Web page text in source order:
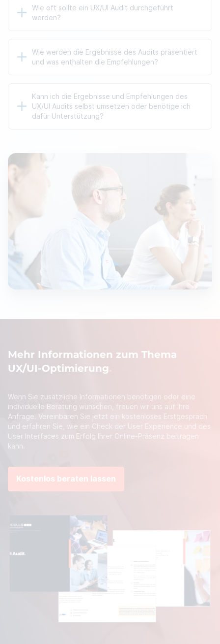
andere digitale Produkte durchgeführt werden. Die
Methodik bleibt gleich, jedoch wird der Fokus auf die
Ergebnisse zu erzielen und gezielte Empfehlungen
formulieren zu können.
Wie oft sollte ein UX/UI Audit durchgeführt
werden?
Jahre durchzuführen, insbesondere nach größeren
Änderungen an der Plattform oder dem Launch neuer
verbessern und sicherzustellen, dass Ihr digitales
Produkt stets aktuell und effektiv bleibt.
Wie werden die Ergebnisse des Audits präsentiert
und was enthalten die Empfehlungen?
zusammengefasst, der klare Analysen und
Handlungsempfehlungen enthält. Dieser Bericht
beschreibt Schwachstellen, gibt
Kann ich die Ergebnisse und Empfehlungen des
UX/UI Audits selbst umsetzen oder benötige ich
dafür Unterstützung?
Ressourcen in eigenen Entwicklungsabteilungen oder bei
Empfehlungen eigenständig umsetzen. Sollten Sie an
können wir Ihnen auch dafür einen Plan aufzeigen.
Mehr Informationen zum Thema
UX/UI-Optimierung
Wenn Sie zusätzliche Informationen benötigen oder eine
individuelle Beratung wünschen, freuen wir uns auf Ihre
Anfrage. Vereinbaren Sie jetzt ein kostenloses Erstgespräch
und erfahren Sie, wie ein Check der User Experience und des
User Interfaces zum Erfolg Ihrer Online-Präsenz beitragen
kann.
Kostenlos beraten lassen